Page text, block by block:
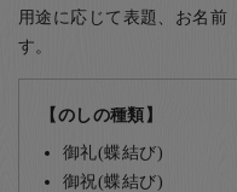
用途に応じて表題、お名前
す。
【のしの種類】
御礼(蝶結び)
御祝(蝶結び)